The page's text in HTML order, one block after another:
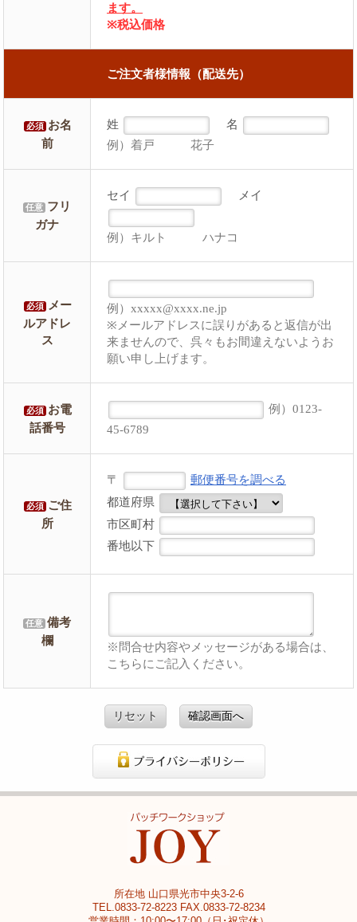
ます。
※税込価格
ご注文者様情報（配送先）
必須
お名
前
姓
名
例）着戸 花子
任意 フリ
ガナ
セイ メイ
例）キルト ハナコ
必須
メー
ルアドレ
ス
例）xxxxx@xxxx.ne.jp
※メールアドレスに誤りがあると返信が出
来ませんので、呉々もお間違えないようお
願い申し上げます。
必須
お電
話番号
例）0123-
45-6789
必須
ご住
所
〒
郵便番号を調べる
都道府県
市区町村
番地以下
任意 備考
欄
※問合せ内容やメッセージがある場合は、
こちらにご記入ください。
リセット 確認画面へ
所在地 山口県光市中央3-2-6
TEL.0833-72-8223 FAX.0833-72-8234